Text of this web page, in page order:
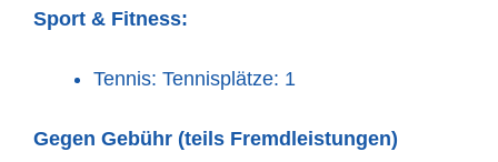
Sport & Fitness:
Tennis: Tennisplätze: 1
Gegen Gebühr (teils Fremdleistungen)